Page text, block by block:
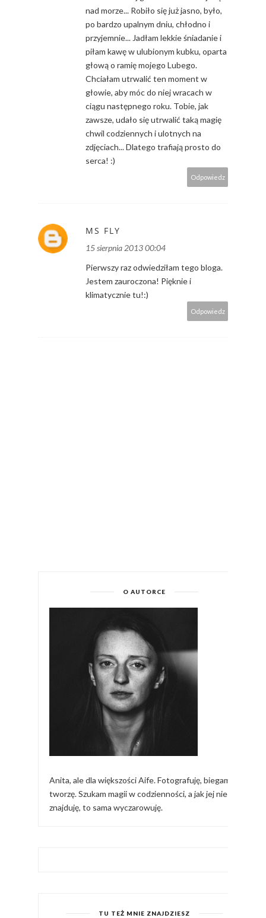
nad morze... Robiło się już jasno, było,
po bardzo upalnym dniu, chłodno i
przyjemnie... Jadłam lekkie śniadanie i
piłam kawę w ulubionym kubku, oparta
głową o ramię mojego Lubego.
Chciałam utrwalić ten moment w
głowie, aby móc do niej wracach w
ciągu następnego roku. Tobie, jak
zawsze, udało się utrwalić taką magię
chwil codziennych i ulotnych na
zdjęciach... Dlatego trafiają prosto do
serca! :)
Odpowiedz
MS FLY
15 sierpnia 2013 00:04
Pierwszy raz odwiedziłam tego bloga.
Jestem zauroczona! Pięknie i
klimatycznie tu!:)
Odpowiedz
O AUTORCE
Anita, ale dla większości Aife. Fotografuję, biegam,
tworzę. Szukam magii w codzienności, a jak jej nie
znajduję, to sama wyczarowuję.
TU TEŻ MNIE ZNAJDZIESZ